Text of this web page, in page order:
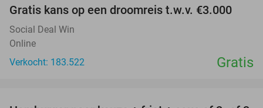
Gratis kans op een droomreis t.w.v. €3.000
Social Deal Win
Online
Verkocht: 183.522
Gratis